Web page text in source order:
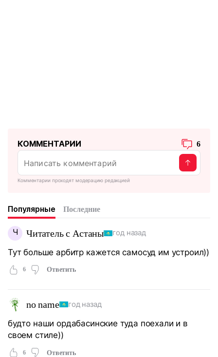
КОММЕНТАРИИ 6
Комментарии проходят модерацию редакцией
Популярные Последние
Ч Читатель с Астаны год назад
Тут больше арбитр кажется самосуд им устроил))
6 Ответить
no name год назад
будто наши ордабасинские туда поехали и в
своем стиле))
6 Ответить